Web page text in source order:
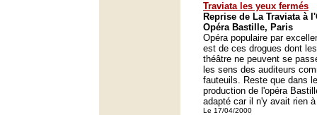
Traviata les yeux fermés
Reprise de La Traviata à
Opéra Bastille, Paris
Opéra populaire par
est de ces drogues dont
théâtre ne peuvent se
les sens des auditeurs
fauteuils. Reste que dans
production de l'opéra
adapté car il n'y avait rien
Le 17/04/2000